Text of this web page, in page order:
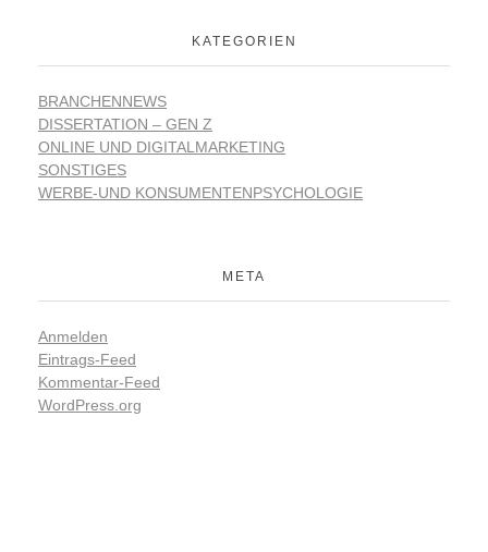
KATEGORIEN
BRANCHENNEWS
DISSERTATION – GEN Z
ONLINE UND DIGITALMARKETING
SONSTIGES
WERBE-UND KONSUMENTENPSYCHOLOGIE
META
Anmelden
Eintrags-Feed
Kommentar-Feed
WordPress.org